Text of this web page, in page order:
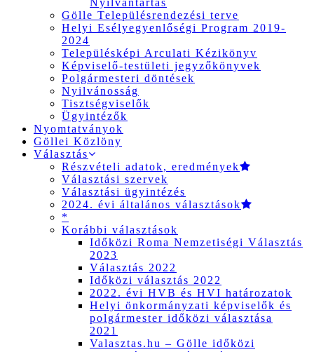
Nyilvántartás
Gölle Településrendezési terve
Helyi Esélyegyenlőségi Program 2019-
2024
Településképi Arculati Kézikönyv
Képviselő-testületi jegyzőkönyvek
Polgármesteri döntések
Nyilvánosság
Tisztségviselők
Ügyintézők
Nyomtatványok
Göllei Közlöny
Választás
Részvételi adatok, eredmények
Választási szervek
Választási ügyintézés
2024. évi általános választások
*
Korábbi választások
Időközi Roma Nemzetiségi Választás
2023
Választás 2022
Időközi választás 2022
2022. évi HVB és HVI határozatok
Helyi önkormányzati képviselők és
polgármester időközi választása
2021
Valasztas.hu – Gölle időközi